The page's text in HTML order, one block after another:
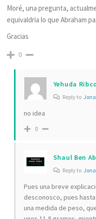
Moré, una pregunta,
equivaldria lo que Abraham
Gracias
0
Yehuda
Reply to
no idea
0
Shaul Ben
Reply to
Pues una breve
desconosco, pues
una medida de peso,